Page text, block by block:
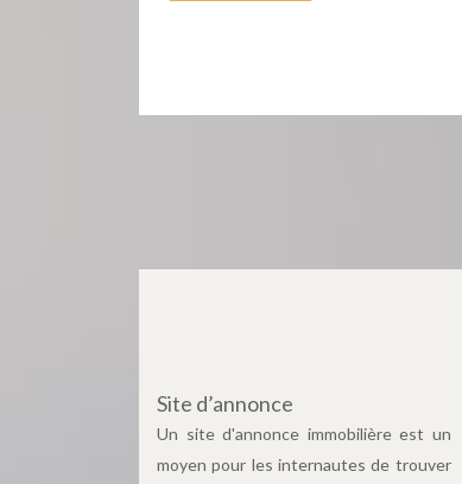
Site d’annonce
Un site d'annonce immobilière est un
moyen pour les internautes de trouver